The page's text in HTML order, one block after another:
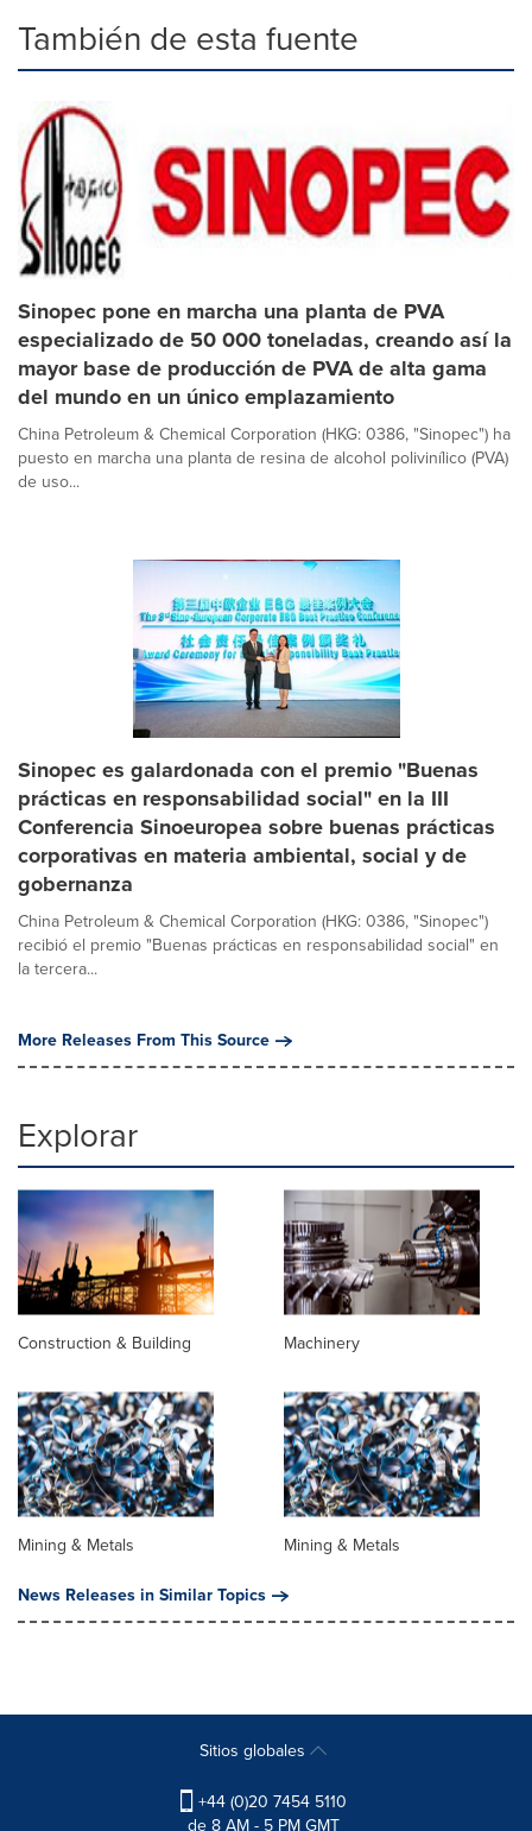
También de esta fuente
Sinopec pone en marcha una planta de PVA
especializado de 50 000 toneladas, creando así la
mayor base de producción de PVA de alta gama
del mundo en un único emplazamiento
China Petroleum & Chemical Corporation (HKG: 0386, "Sinopec") ha
puesto en marcha una planta de resina de alcohol polivinílico (PVA)
de uso...
Sinopec es galardonada con el premio "Buenas
prácticas en responsabilidad social" en la III
Conferencia Sinoeuropea sobre buenas prácticas
corporativas en materia ambiental, social y de
gobernanza
China Petroleum & Chemical Corporation (HKG: 0386, "Sinopec")
recibió el premio "Buenas prácticas en responsabilidad social" en
la tercera...
More Releases From This Source
Explorar
Construction & Building Machinery
Mining & Metals
Mining & Metals
News Releases in Similar Topics
Sitios globales
+44 (0)20 7454 5110
de 8 AM - 5 PM GMT